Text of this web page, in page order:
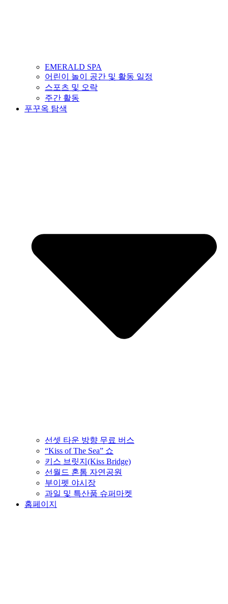
EMERALD SPA
어린이 놀이 공간 및 활동 일정
스포츠 및 오락
주간 활동
푸꾸옥 탐색
선셋 타운 방향 무료 버스
“Kiss of The Sea” 쇼
키스 브릿지(Kiss Bridge)
선월드 혼톰 자연공원
부이펫 야시장
과일 및 특산품 슈퍼마켓
홈페이지